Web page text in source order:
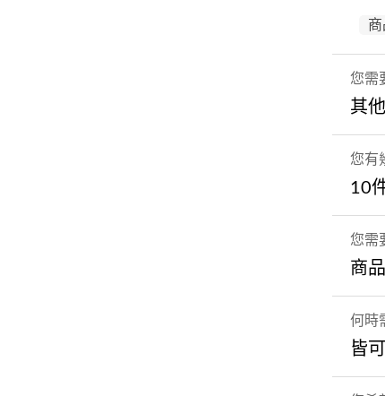
您需
其
您有
10
您需
商
何時
皆